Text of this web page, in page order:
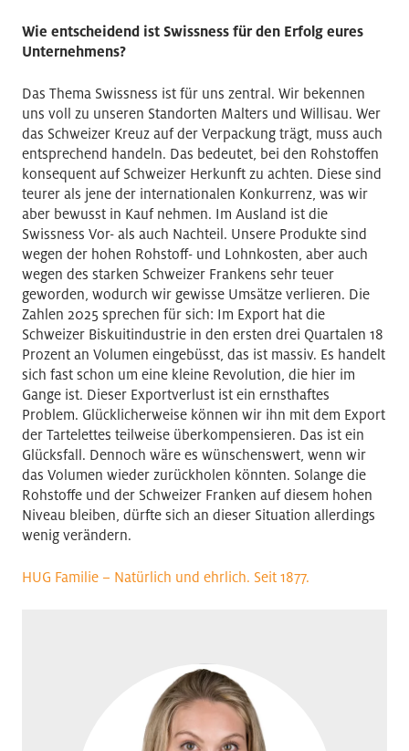
Wie entscheidend ist Swissness für den Erfolg eures
Unternehmens?
Das Thema Swissness ist für uns zentral. Wir bekennen
uns voll zu unseren Standorten Malters und Willisau. Wer
das Schweizer Kreuz auf der Verpackung trägt, muss auch
entsprechend handeln. Das bedeutet, bei den Rohstoffen
konsequent auf Schweizer Herkunft zu achten. Diese sind
teurer als jene der internationalen Konkurrenz, was wir
aber bewusst in Kauf nehmen. Im Ausland ist die
Swissness Vor- als auch Nachteil. Unsere Produkte sind
wegen der hohen Rohstoff- und Lohnkosten, aber auch
wegen des starken Schweizer Frankens sehr teuer
geworden, wodurch wir gewisse Umsätze verlieren. Die
Zahlen 2025 sprechen für sich: Im Export hat die
Schweizer Biskuitindustrie in den ersten drei Quartalen 18
Prozent an Volumen eingebüsst, das ist massiv. Es handelt
sich fast schon um eine kleine Revolution, die hier im
Gange ist. Dieser Exportverlust ist ein ernsthaftes
Problem. Glücklicherweise können wir ihn mit dem Export
der Tartelettes teilweise überkompensieren. Das ist ein
Glücksfall. Dennoch wäre es wünschenswert, wenn wir
das Volumen wieder zurückholen könnten. Solange die
Rohstoffe und der Schweizer Franken auf diesem hohen
Niveau bleiben, dürfte sich an dieser Situation allerdings
wenig verändern.
HUG Familie – Natürlich und ehrlich. Seit 1877.